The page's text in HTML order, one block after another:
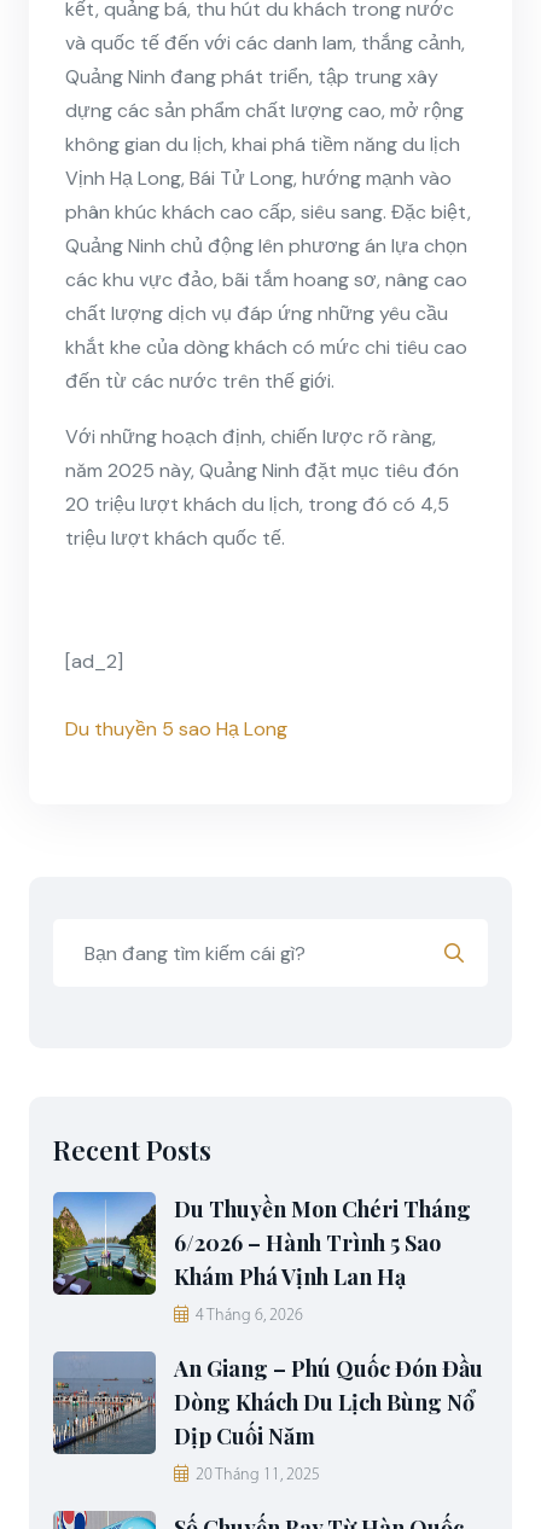
kết, quảng bá, thu hút du khách trong nước
và quốc tế đến với các danh lam, thắng cảnh,
Quảng Ninh đang phát triển, tập trung xây
dựng các sản phẩm chất lượng cao, mở rộng
không gian du lịch, khai phá tiềm năng du lịch
Vịnh Hạ Long, Bái Tử Long, hướng mạnh vào
phân khúc khách cao cấp, siêu sang. Đặc biệt,
Quảng Ninh chủ động lên phương án lựa chọn
các khu vực đảo, bãi tắm hoang sơ, nâng cao
chất lượng dịch vụ đáp ứng những yêu cầu
khắt khe của dòng khách có mức chi tiêu cao
đến từ các nước trên thế giới.
Với những hoạch định, chiến lược rõ ràng,
năm 2025 này, Quảng Ninh đặt mục tiêu đón
20 triệu lượt khách du lịch, trong đó có 4,5
triệu lượt khách quốc tế.
[ad_2]
Du thuyền 5 sao Hạ Long
Recent Posts
Du Thuyền Mon Chéri Tháng
6/2026 – Hành Trình 5 Sao
Khám Phá Vịnh Lan Hạ
4 Tháng 6, 2026
An Giang – Phú Quốc Đón Đầu
Dòng Khách Du Lịch Bùng Nổ
Dịp Cuối Năm
20 Tháng 11, 2025